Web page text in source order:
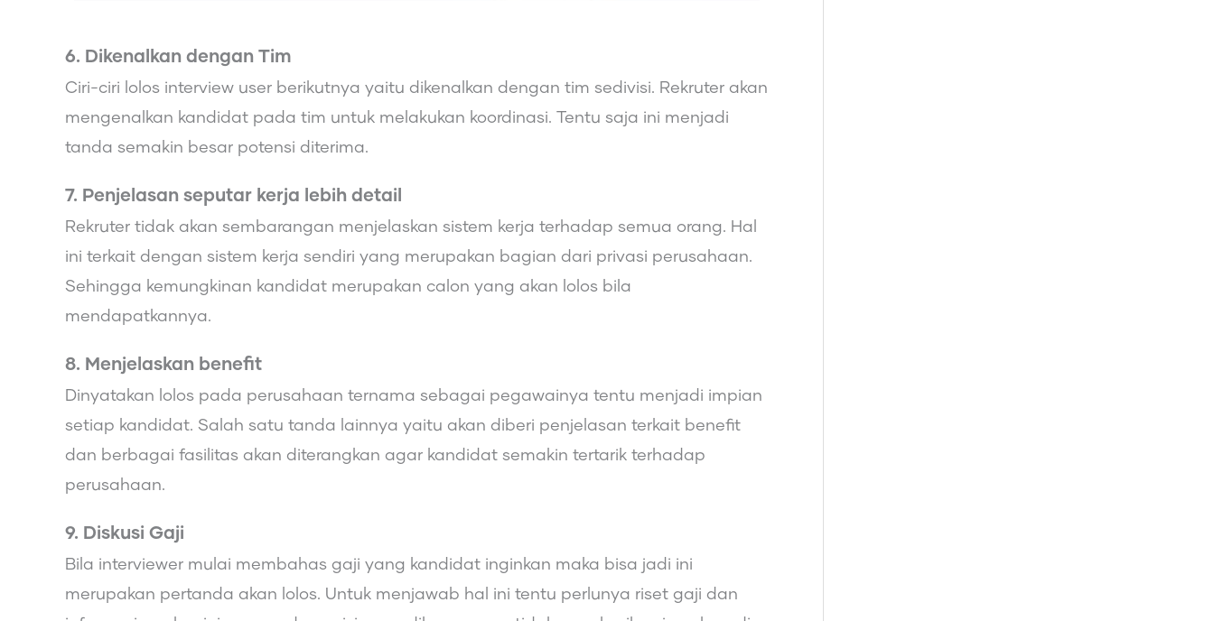
6. Dikenalkan dengan Tim
Ciri-ciri lolos interview user berikutnya yaitu dikenalkan dengan tim sedivisi. Rekruter akan
mengenalkan kandidat pada tim untuk melakukan koordinasi. Tentu saja ini menjadi
tanda semakin besar potensi diterima.
7. Penjelasan seputar kerja lebih detail
Rekruter tidak akan sembarangan menjelaskan sistem kerja terhadap semua orang. Hal
ini terkait dengan sistem kerja sendiri yang merupakan bagian dari privasi perusahaan.
Sehingga kemungkinan kandidat merupakan calon yang akan lolos bila
mendapatkannya.
8. Menjelaskan benefit
Dinyatakan lolos pada perusahaan ternama sebagai pegawainya tentu menjadi impian
setiap kandidat. Salah satu tanda lainnya yaitu akan diberi penjelasan terkait benefit
dan berbagai fasilitas akan diterangkan agar kandidat semakin tertarik terhadap
perusahaan.
9. Diskusi Gaji
Bila interviewer mulai membahas gaji yang kandidat inginkan maka bisa jadi ini
merupakan pertanda akan lolos. Untuk menjawab hal ini tentu perlunya riset gaji dan